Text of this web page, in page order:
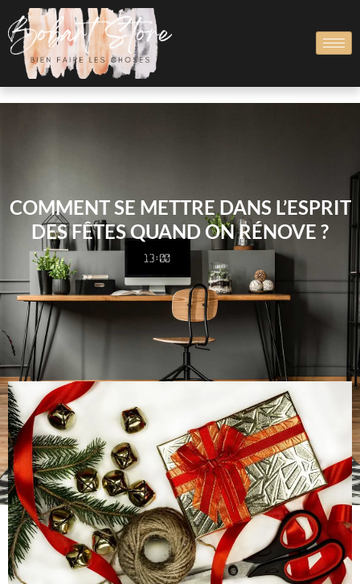
COMMENT SE METTRE DANS L’ESPRIT
DES FÊTES QUAND ON RÉNOVE ?